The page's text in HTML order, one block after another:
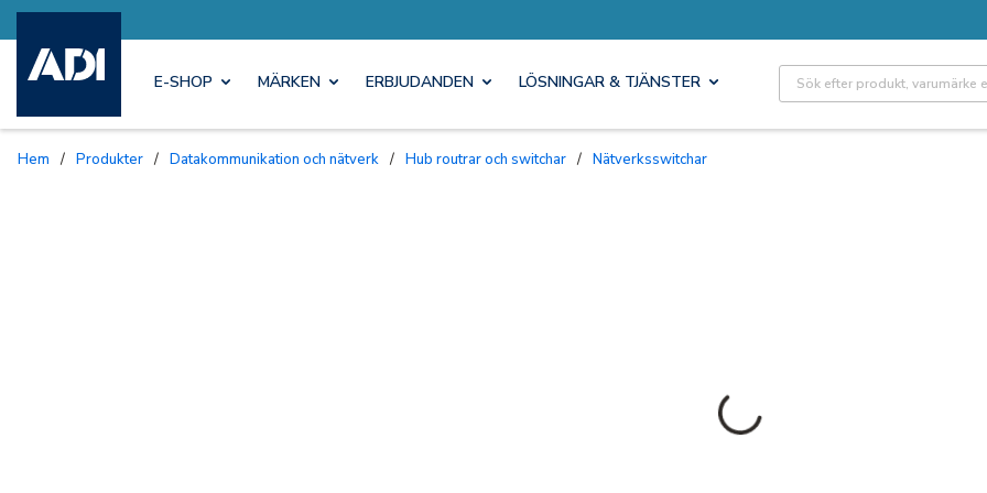
E-SHOP MÄRKEN ERBJUDANDEN LÖSNINGAR & TJÄNSTER Site Search
Hem / Produkter / Datakommunikation och nätverk / Hub routrar och switchar / Nätverksswitchar